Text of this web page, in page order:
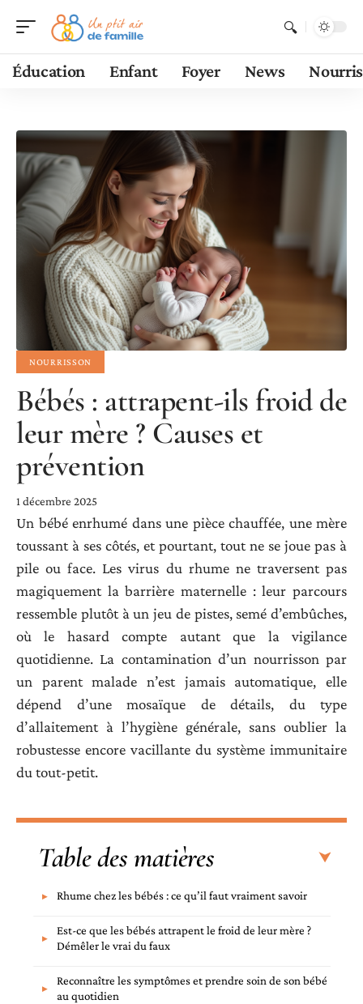
Éducation Enfant Foyer News
NOURRISSON
Bébés : attrapent-ils froid de
leur mère ? Causes et
prévention
1 décembre 2025
Un bébé enrhumé dans une pièce chauffée, une mère
toussant à ses côtés, et pourtant, tout ne se joue pas à
pile ou face. Les virus du rhume ne traversent pas
magiquement la barrière maternelle : leur parcours
ressemble plutôt à un jeu de pistes, semé d’embûches,
où le hasard compte autant que la vigilance
quotidienne. La contamination d’un nourrisson par
un parent malade n’est jamais automatique, elle
dépend d’une mosaïque de détails, du type
d’allaitement à l’hygiène générale, sans oublier la
robustesse encore vacillante du système immunitaire
du tout-petit.
Table des matières
Rhume chez les bébés : ce qu’il faut vraiment savoir
Est-ce que les bébés attrapent le froid de leur mère ?
Démêler le vrai du faux
Reconnaître les symptômes et prendre soin de son bébé
au quotidien